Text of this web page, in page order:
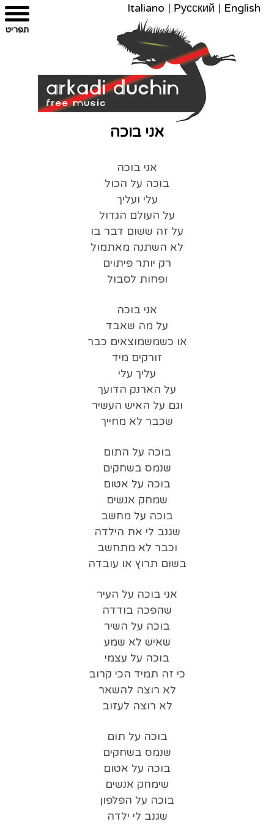
מפת
הצהרת
עבור
צרו
English
|
Русский
|
Italiano
אני בוכה
אני בוכה
בוכה על הכול
עלי ועליך
על העולם הגדול
על זה ששום דבר בו
לא השתנה מאתמול
רק יותר פיתוים
ופחות לסבול
אני בוכה
על מה שאבד
או כשמשמוצאים כבר
זורקים מיד
עליך עלי
על הארנק הדועך
וגם על האיש העשיר
שכבר לא מחייך
בוכה על התום
שנמס בשחקים
בוכה על אטום
שמחק אנשים
בוכה על מחשב
שגנב לי את הילדה
וכבר לא מתחשב
בשום תרוץ או עובדה
אני בוכה על העיר
שהפכה בודדה
בוכה על השיר
שאיש לא שמע
בוכה על עצמי
כי זה תמיד הכי קרוב
לא רוצה להשאר
לא רוצה לעזוב
בוכה על תום
שנמס בשחקים
בוכה על אטום
שימחק אנשים
בוכה על הפלפון
שגנב לי ילדה
תפריט